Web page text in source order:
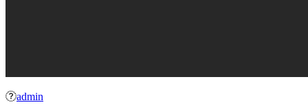
admin